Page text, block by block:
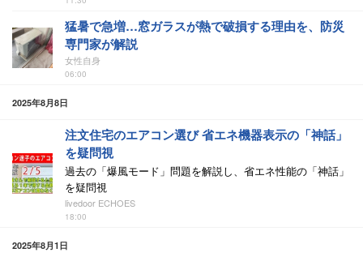
猛暑で急増…窓ガラスが熱で破損する理由を、防災
専門家が解説
女性自身
06:00
2025年8月8日
注文住宅のエアコン選び 省エネ機器表示の「神話」
を疑問視
過去の「爆風モード」問題を解説し、省エネ性能の「神話」
を疑問視
livedoor ECHOES
18:00
2025年8月1日